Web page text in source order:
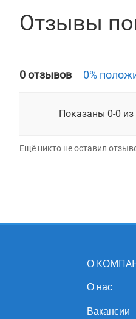
Отзывы
0 отзывов 0%
Показаны 0-0 из
Ещё никто не оставил
О
О нас
Вакансии